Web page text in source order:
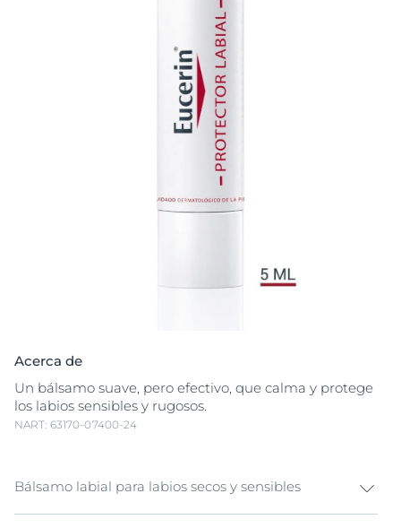
Acerca de
Un bálsamo suave, pero efectivo, que calma y protege
los labios sensibles y rugosos.
NART: 63170-07400-24
Bálsamo labial para labios secos y sensibles